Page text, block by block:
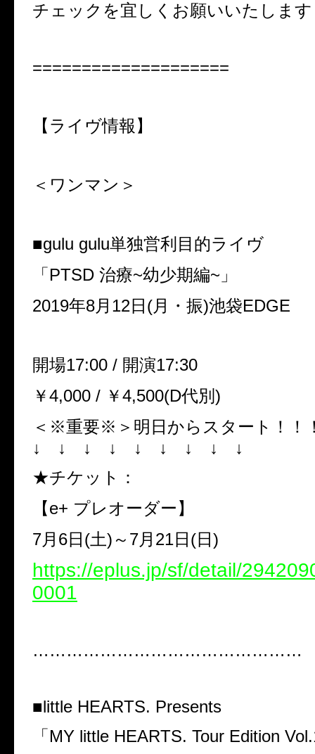
チェックを宜しくお願いいたしま
====================
【ライヴ情報】
＜ワンマン＞
■gulu gulu単独営利目的ライヴ
「PTSD 治療~幼少期編~」
2019年8月12日(月・振)池袋EDGE
開場17:00 / 開演17:30
￥4,000 / ￥4,500(D代別)
＜※重要※＞明日からスタート！！
↓ ↓ ↓ ↓ ↓ ↓ ↓ ↓ ↓
★チケット：
【e+ プレオーダー】
7月6日(土)～7月21日(日)
https://eplus.jp/sf/detail/
0001
…………………………………………
■little HEARTS. Presents
「MY little HEARTS. Tour Edition